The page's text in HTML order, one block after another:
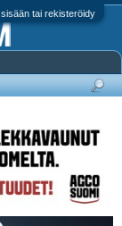
sisään tai rekisteröidy